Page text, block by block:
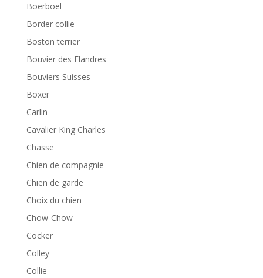
Boerboel
Border collie
Boston terrier
Bouvier des Flandres
Bouviers Suisses
Boxer
Carlin
Cavalier King Charles
Chasse
Chien de compagnie
Chien de garde
Choix du chien
Chow-Chow
Cocker
Colley
Collie